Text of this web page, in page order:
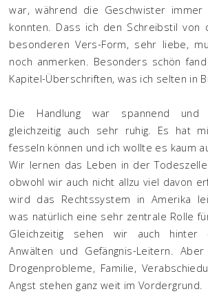
war, während die Geschwister immer
konnten. Dass ich den Schreibstil von
besonderen Vers-Form, sehr liebe,
noch anmerken. Besonders schön
Kapitel-Überschriften, was ich selten in
Die Handlung war spannend und
gleichzeitig auch sehr ruhig. Es hat
fesseln können und ich wollte es kaum
Wir lernen das Leben in der
obwohl wir auch nicht allzu viel davon
wird das Rechtssystem in Amerika
was natürlich eine sehr zentrale Rolle
Gleichzeitig sehen wir auch hinter
Anwälten und Gefängnis-Leitern.
Drogenprobleme, Familie,
Angst stehen ganz weit im Vordergrund.